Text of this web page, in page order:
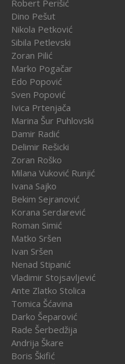
Robert Perišić
Dino Pešut
Nikola Petković
Sibila Petlevski
Zoran Pilić
Marko Pogačar
Edo Popović
Sven Popović
Ivica Prtenjača
Marina Šur Puhlovski
Damir Radić
Delimir Rešicki
Zoran Roško
Milana Vuković Runjić
Ivana Sajko
Bekim Sejranović
Korana Serdarević
Roman Simić
Matko Sršen
Ivan Sršen
Nenad Stipanić
Vladimir Stojsavljević
Ante Zlatko Stolica
Tomica Šćavina
Darko Šeparović
Rade Šerbedžija
Andrija Škare
Boris Škifić